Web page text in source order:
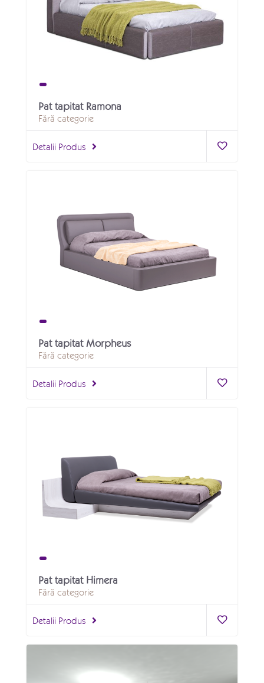
Pat tapitat Ramona
Fără categorie
Detalii Produs
Pat tapitat Morpheus
Fără categorie
Detalii Produs
Pat tapitat Himera
Fără categorie
Detalii Produs